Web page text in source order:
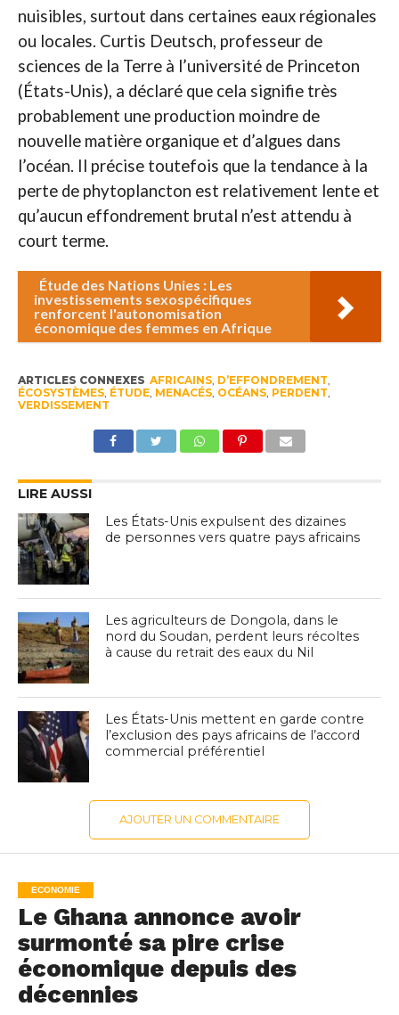
nuisibles, surtout dans certaines eaux régionales
ou locales. Curtis Deutsch, professeur de
sciences de la Terre à l’université de Princeton
(États-Unis), a déclaré que cela signifie très
probablement une production moindre de
nouvelle matière organique et d’algues dans
l’océan. Il précise toutefois que la tendance à la
perte de phytoplancton est relativement lente et
qu’aucun effondrement brutal n’est attendu à
court terme.
Étude des Nations Unies : Les
investissements sexospécifiques
renforcent l'autonomisation
économique des femmes en Afrique
ARTICLES CONNEXES AFRICAINS, D’EFFONDREMENT
ÉCOSYSTÈMES, ÉTUDE, MENACÉS, OCÉANS, PERDENT
VERDISSEMENT
LIRE AUSSI
Les États-Unis expulsent des dizaines
de personnes vers quatre pays africains
Les agriculteurs de Dongola, dans le
nord du Soudan, perdent leurs récoltes
à cause du retrait des eaux du Nil
Les États-Unis mettent en garde contre
l’exclusion des pays africains de l’accord
commercial préférentiel
AJOUTER UN COMMENTAIRE
ECONOMIE
Le Ghana annonce avoir
surmonté sa pire crise
économique depuis des
décennies